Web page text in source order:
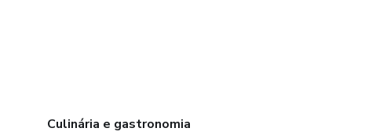
Culinária e gastronomia